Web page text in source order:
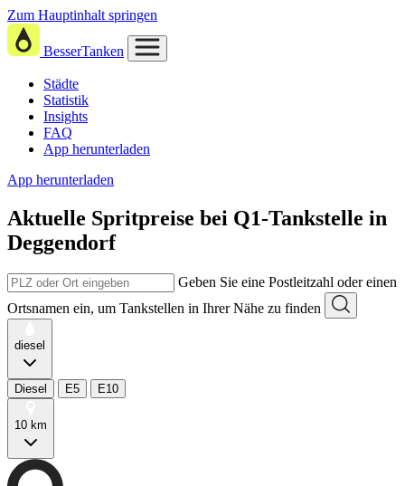
Zum Hauptinhalt springen
BesserTanken
Städte
Statistik
Insights
FAQ
App herunterladen
App herunterladen
Aktuelle Spritpreise bei Q1-Tankstelle in
Deggendorf
Geben Sie eine Postleitzahl oder einen
Ortsnamen ein, um Tankstellen in Ihrer Nähe zu finden
diesel
Diesel E5 E10
10 km